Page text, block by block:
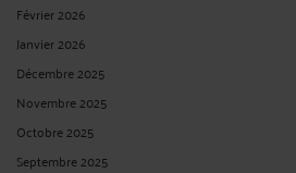
Février 2026
Janvier 2026
Décembre 2025
Novembre 2025
Octobre 2025
Septembre 2025